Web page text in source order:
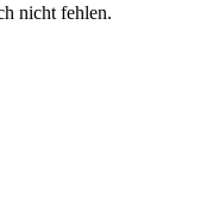
nicht fehlen.